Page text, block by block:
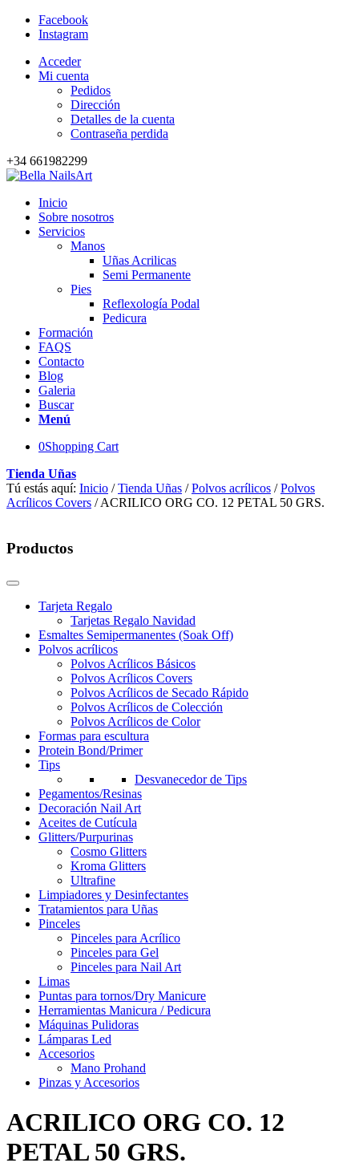
Facebook
Instagram
Acceder
Mi cuenta
Pedidos
Dirección
Detalles de la cuenta
Contraseña perdida
+34 661982299
Inicio
Sobre nosotros
Servicios
Manos
Uñas Acrilicas
Semi Permanente
Pies
Reflexología Podal
Pedicura
Formación
FAQS
Contacto
Blog
Galeria
Buscar
Menú
0Shopping Cart
Tienda Uñas
Tú estás aquí: Inicio / Tienda Uñas / Polvos acrílicos / Polvos
Acrílicos Covers / ACRILICO ORG CO. 12 PETAL 50 GRS.
Productos
Tarjeta Regalo
Tarjetas Regalo Navidad
Esmaltes Semipermanentes (Soak Off)
Polvos acrílicos
Polvos Acrílicos Básicos
Polvos Acrílicos Covers
Polvos Acrílicos de Secado Rápido
Polvos Acrílicos de Colección
Polvos Acrílicos de Color
Formas para escultura
Protein Bond/Primer
Tips
Desvanecedor de Tips
Pegamentos/Resinas
Decoración Nail Art
Aceites de Cutícula
Glitters/Purpurinas
Cosmo Glitters
Kroma Glitters
Ultrafine
Limpiadores y Desinfectantes
Tratamientos para Uñas
Pinceles
Pinceles para Acrílico
Pinceles para Gel
Pinceles para Nail Art
Limas
Puntas para tornos/Dry Manicure
Herramientas Manicura / Pedicura
Máquinas Pulidoras
Lámparas Led
Accesorios
Mano Prohand
Pinzas y Accesorios
ACRILICO ORG CO. 12
PETAL 50 GRS.